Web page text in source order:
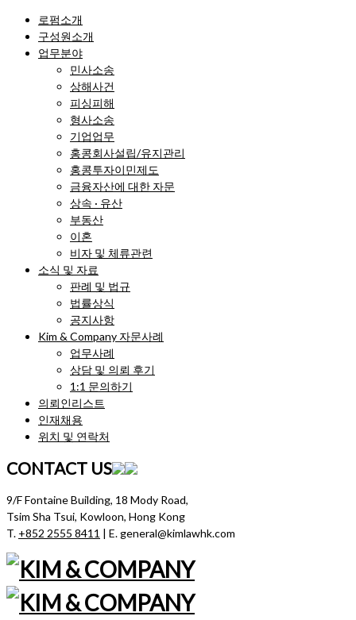
로펌소개
구성원소개
업무분야
민사소송
상해사건
피싱피해
형사소송
기업업무
홍콩회사설립/유지관리
홍콩투자이민제도
금융자산에 대한 자문
상속 · 유산
부동산
이혼
비자 및 체류관련
소식 및 자료
판례 및 법규
법률상식
공지사항
Kim & Company 자문사례
업무사례
상담 및 의뢰 후기
1:1 문의하기
의뢰인리스트
인재채용
위치 및 연락처
CONTACT US
9/F Fontaine Building, 18 Mody Road,
Tsim Sha Tsui, Kowloon, Hong Kong
T. +852 2555 8411 | E. general@kimlawhk.com